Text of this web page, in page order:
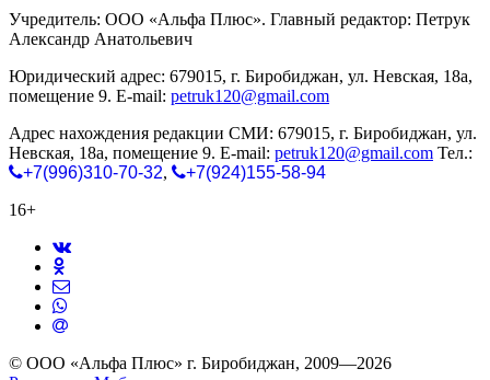
Учредитель: ООО «Альфа Плюс». Главный редактор: Петрук
Александр Анатольевич
Юридический адрес: 679015, г. Биробиджан, ул. Невская, 18а,
помещение 9. E-mail: petruk120@gmail.com
Адрес нахождения редакции СМИ: 679015, г. Биробиджан, ул.
Невская, 18а, помещение 9. E-mail: petruk120@gmail.com Тел.:
+7(996)310-70-32,
+7(924)155-58-94
16+
© ООО «Альфа Плюс» г. Биробиджан, 2009—2026